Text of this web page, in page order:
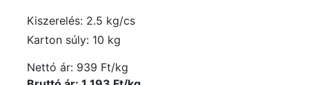
Kiszerelés: 2.5 kg/cs
Karton súly: 10 kg
Nettó ár: 939 Ft/kg